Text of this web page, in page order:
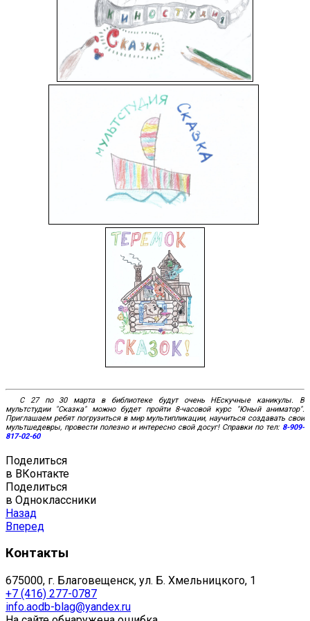
С 27 по 30 марта в библиотеке будут очень НЕскучные каникулы. В
мультстудии "Сказка" можно будет пройти 8-часовой курс "Юный аниматор".
Приглашаем ребят погрузиться в мир мультипликации, научиться создавать свои
мультшедевры, провести полезно и интересно свой досуг! Справки по тел: 8-909-
817-02-60
Поделиться
в ВКонтакте
Поделиться
в Одноклассники
Назад
Вперед
Контакты
675000, г. Благовещенск, ул. Б. Хмельницкого, 1
+7 (416) 277-0787
info.aodb-blag@yandex.ru